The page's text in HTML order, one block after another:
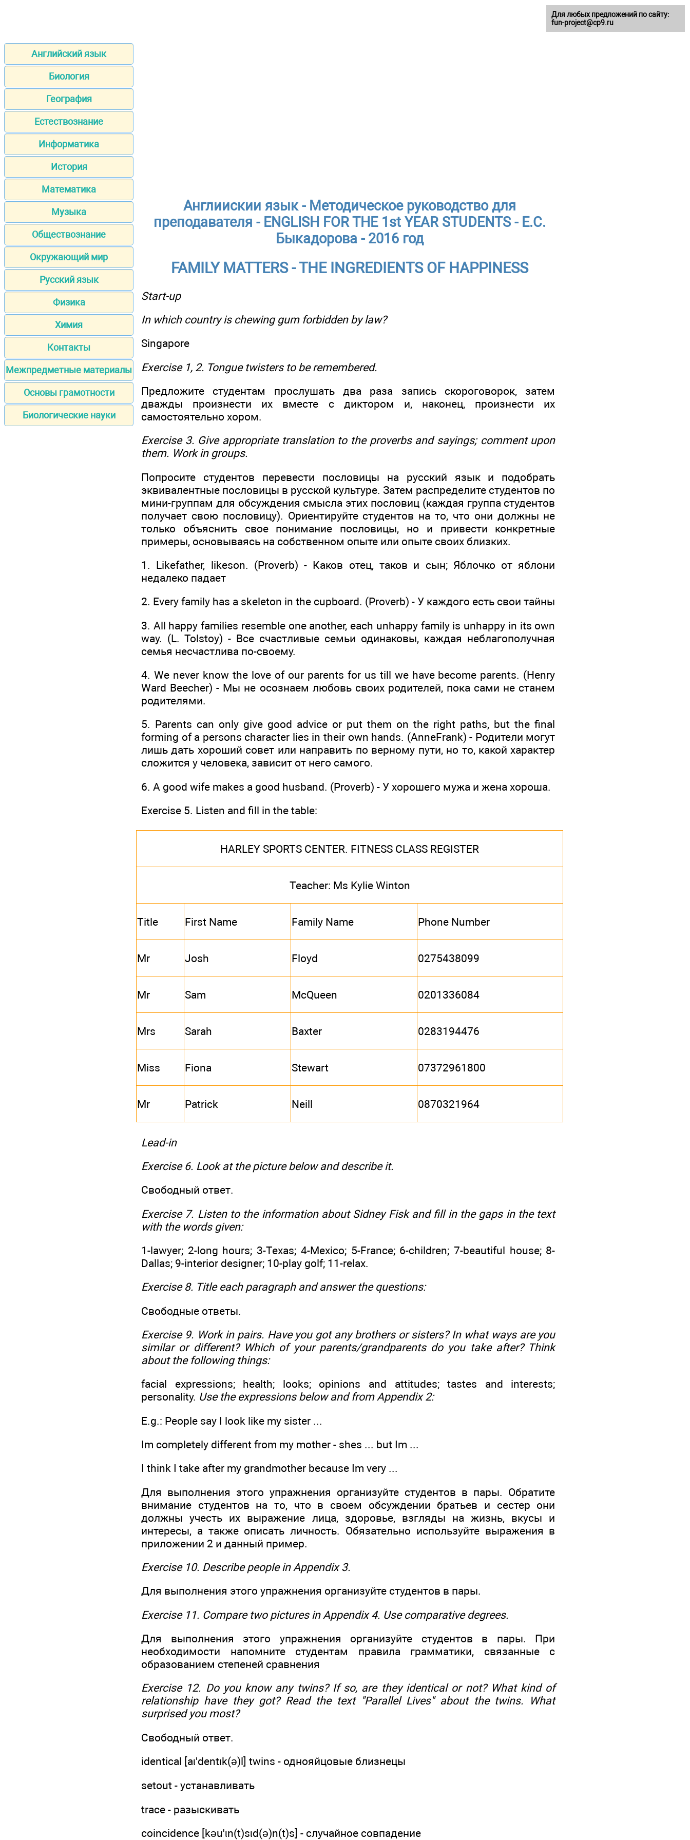
Английский язык
Биология
География
Естествознание
Информатика
История
Математика
Музыка
Обществознание
Окружающий мир
Русский язык
Физика
Химия
Контакты
Межпредметные материалы
Основы грамотности
Биологические науки
Англиискии язык - Методическое руководство для
преподавателя - ENGLISH FOR THE 1st YEAR STUDENTS - E.C.
Быкадорова - 2016 год
FAMILY MATTERS - THE INGREDIENTS OF HAPPINESS
Start-up
In which country is chewing gum forbidden by law?
Singapore
Exercise 1, 2. Tongue twisters to be remembered.
Предложите студентам прослушать два раза запись скороговорок, затем
дважды произнести их вместе с диктором и, наконец, произнести их
самостоятельно хором.
Exercise 3. Give appropriate translation to the proverbs and sayings; comment upon
them. Work in groups.
Попросите студентов перевести пословицы на русский язык и подобрать
эквивалентные пословицы в русской культуре. Затем распределите студентов по
мини-группам для обсуждения смысла этих пословиц (каждая группа студентов
получает свою пословицу). Ориентируйте студентов на то, что они должны не
только объяснить свое понимание пословицы, но и привести конкретные
примеры, основываясь на собственном опыте или опыте своих близких.
1. Likefather, likeson. (Proverb) - Каков отец, таков и сын; Яблочко от яблони
недалеко падает
2. Every family has a skeleton in the cupboard. (Proverb) - У каждого есть свои тайны
3. All happy families resemble one another, each unhappy family is unhappy in its own
way. (L. Tolstoy) - Все счастливые семьи одинаковы, каждая неблагополучная
семья несчастлива по-своему.
4. We never know the love of our parents for us till we have become parents. (Henry
Ward Beecher) - Мы не осознаем любовь своих родителей, пока сами не станем
родителями.
5. Parents can only give good advice or put them on the right paths, but the final
forming of a persons character lies in their own hands. (AnneFrank) - Родители могут
лишь дать хороший совет или направить по верному пути, но то, какой характер
сложится у человека, зависит от него самого.
6. A good wife makes a good husband. (Proverb) - У хорошего мужа и жена хороша.
Exercise 5. Listen and fill in the table:
HARLEY SPORTS CENTER. FITNESS CLASS REGISTER
Teacher: Ms Kylie Winton
Title First Name Family Name Phone Number
Mr Josh Floyd 0275438099
Mr Sam McQueen 0201336084
Mrs Sarah Baxter 0283194476
Miss Fiona Stewart 07372961800
Mr Patrick Neill 0870321964
Lead-in
Exercise 6. Look at the picture below and describe it.
Свободный ответ.
Exercise 7. Listen to the information about Sidney Fisk and fill in the gaps in the text
with the words given:
1-lawyer; 2-long hours; 3-Texas; 4-Mexico; 5-France; 6-children; 7-beautiful house; 8-
Dallas; 9-interior designer; 10-play golf; 11-relax.
Exercise 8. Title each paragraph and answer the questions:
Свободные ответы.
Exercise 9. Work in pairs. Have you got any brothers or sisters? In what ways are you
similar or different? Which of your parents/grandparents do you take after? Think
about the following things:
facial expressions; health; looks; opinions and attitudes; tastes and interests;
personality. Use the expressions below and from Appendix 2:
E.g.: People say I look like my sister ...
Im completely different from my mother - shes ... but Im ...
I think I take after my grandmother because Im very ...
Для выполнения этого упражнения организуйте студентов в пары. Обратите
внимание студентов на то, что в своем обсуждении братьев и сестер они
должны учесть их выражение лица, здоровье, взгляды на жизнь, вкусы и
интересы, а также описать личность. Обязательно используйте выражения в
приложении 2 и данный пример.
Exercise 10. Describe people in Appendix 3.
Для выполнения этого упражнения организуйте студентов в пары.
Exercise 11. Compare two pictures in Appendix 4. Use comparative degrees.
Для выполнения этого упражнения организуйте студентов в пары. При
необходимости напомните студентам правила грамматики, связанные с
образованием степеней сравнения
Exercise 12. Do you know any twins? If so, are they identical or not? What kind of
relationship have they got? Read the text "Parallel Lives" about the twins. What
surprised you most?
Свободный ответ.
identical [aι'dentιk(ə)l] twins - однояйцовые близнецы
setout - устанавливать
trace - разыскивать
coincidence [kəu'ιn(t)sιd(ə)n(t)s] - случайное совпадение
Для любых предложений по сайту:
fun-project@cp9.ru